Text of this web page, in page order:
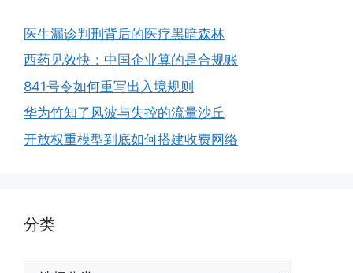
医生漏诊判刑背后的医疗黑暗森林
西药见效快：中国企业算的是合规账
841号令如何重写出入境规则
华为竹知了风波与失控的流量沙丘
开放权重模型到底如何搭建收费网络
分类